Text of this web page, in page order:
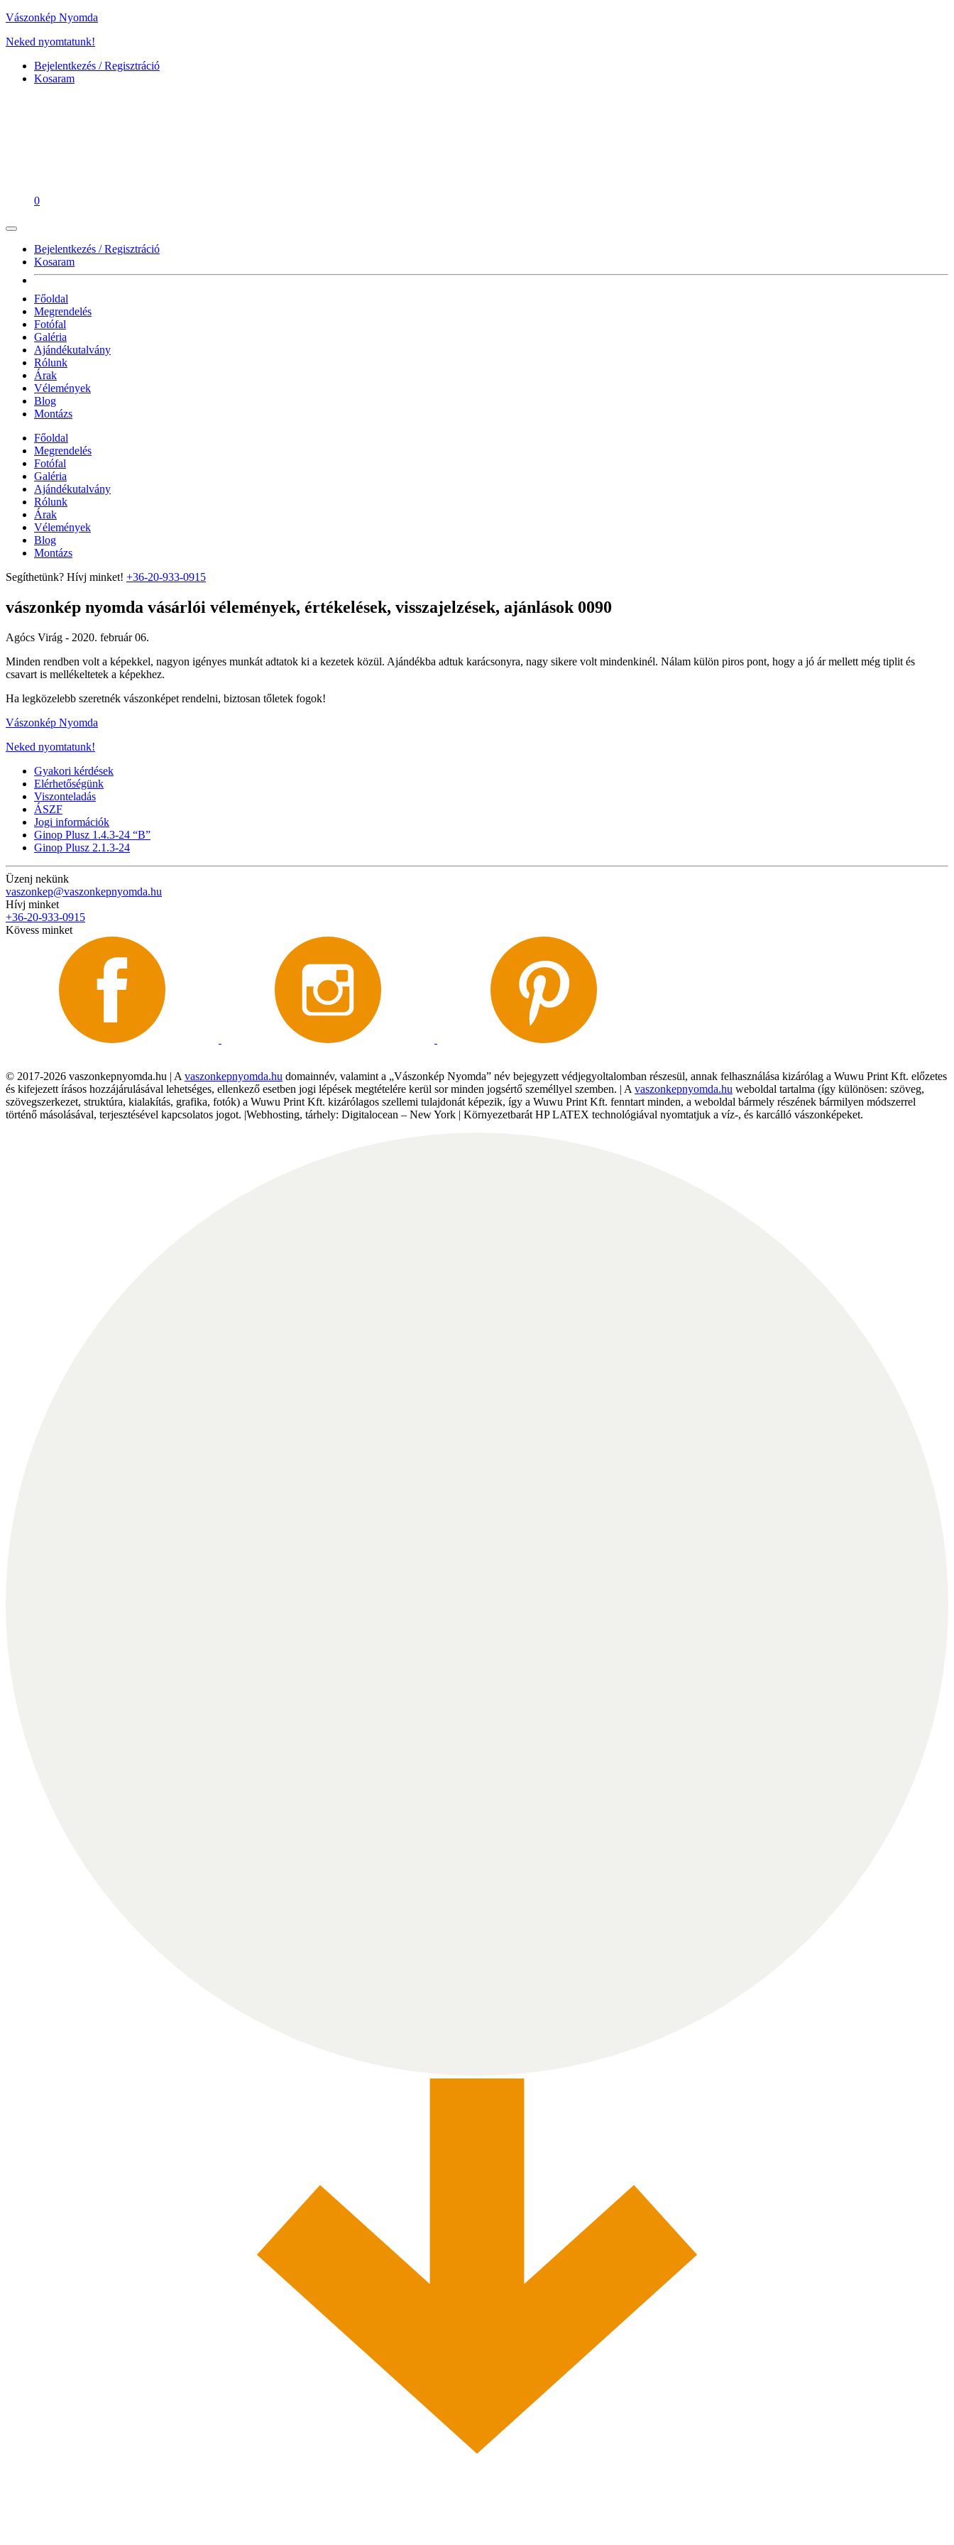
Vászonkép Nyomda
Neked nyomtatunk!
Bejelentkezés / Regisztráció
Kosaram
0
Bejelentkezés / Regisztráció
Kosaram
Főoldal
Megrendelés
Fotófal
Galéria
Ajándékutalvány
Rólunk
Árak
Vélemények
Blog
Montázs
Főoldal
Megrendelés
Fotófal
Galéria
Ajándékutalvány
Rólunk
Árak
Vélemények
Blog
Montázs
Segíthetünk? Hívj minket! +36-20-933-0915
vászonkép nyomda vásárlói vélemények, értékelések, visszajelzések, ajánlások 0090
Agócs Virág - 2020. február 06.
Minden rendben volt a képekkel, nagyon igényes munkát adtatok ki a kezetek közül. Ajándékba adtuk karácsonyra, nagy sikere volt mindenkinél. Nálam külön piros pont, hogy a jó ár mellett még tiplit és
csavart is mellékeltetek a képekhez.
Ha legközelebb szeretnék vászonképet rendelni, biztosan tőletek fogok!
Vászonkép Nyomda
Neked nyomtatunk!
Gyakori kérdések
Elérhetőségünk
Viszonteladás
ÁSZF
Jogi információk
Ginop Plusz 1.4.3-24 “B”
Ginop Plusz 2.1.3-24
Üzenj nekünk
vaszonkep@vaszonkepnyomda.hu
Hívj minket
+36-20-933-0915
Kövess minket
© 2017-2026 vaszonkepnyomda.hu | A vaszonkepnyomda.hu domainnév, valamint a „Vászonkép Nyomda” név bejegyzett védjegyoltalomban részesül, annak felhasználása kizárólag a Wuwu Print Kft. előzetes
és kifejezett írásos hozzájárulásával lehetséges, ellenkező esetben jogi lépések megtételére kerül sor minden jogsértő személlyel szemben. | A vaszonkepnyomda.hu weboldal tartalma (így különösen: szöveg,
szövegszerkezet, struktúra, kialakítás, grafika, fotók) a Wuwu Print Kft. kizárólagos szellemi tulajdonát képezik, így a Wuwu Print Kft. fenntart minden, a weboldal bármely részének bármilyen módszerrel
történő másolásával, terjesztésével kapcsolatos jogot. |Webhosting, tárhely: Digitalocean – New York | Környezetbarát HP LATEX technológiával nyomtatjuk a víz-, és karcálló vászonképeket.